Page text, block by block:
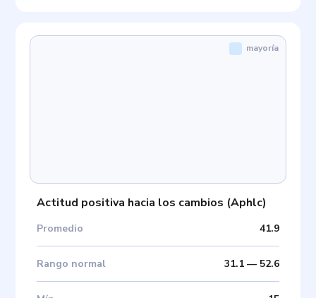
Actitud positiva hacia los cambios (Aphlc)
Promedio 41.9
Rango normal 31.1— 52.6
mayoría